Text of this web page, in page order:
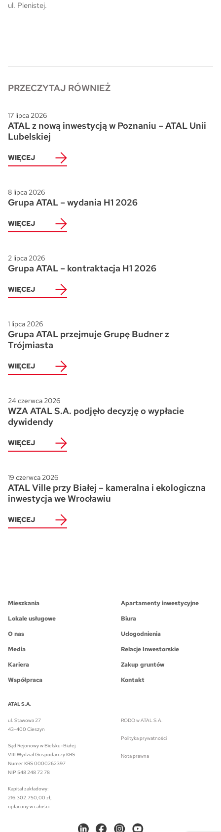
ul. Pienistej.
PRZECZYTAJ RÓWNIEŻ
17 lipca 2026
ATAL z nową inwestycją w Poznaniu – ATAL Unii
Lubelskiej
WIĘCEJ
8 lipca 2026
Grupa ATAL – wydania H1 2026
WIĘCEJ
2 lipca 2026
Grupa ATAL – kontraktacja H1 2026
WIĘCEJ
1 lipca 2026
Grupa ATAL przejmuje Grupę Budner z
Trójmiasta
WIĘCEJ
24 czerwca 2026
WZA ATAL S.A. podjęło decyzję o wypłacie
dywidendy
WIĘCEJ
19 czerwca 2026
ATAL Ville przy Białej – kameralna i ekologiczna
inwestycja we Wrocławiu
WIĘCEJ
Mieszkania
Apartamenty inwestycyjne
Lokale usługowe
Biura
O nas
Udogodnienia
Media
Relacje Inwestorskie
Kariera
Zakup gruntów
Współpraca
Kontakt
ATAL S.A.
ul. Stawowa 27
43-400 Cieszyn
Sąd Rejonowy w Bielsku-Białej
VIII Wydział Gospodarczy KRS
Numer KRS 0000262397
NIP 548 248 72 78
Kapitał zakładowy:
216.302.750,00 zł,
opłacony w całości.
RODO w ATAL S.A.
Polityka prywatności
Nota prawna